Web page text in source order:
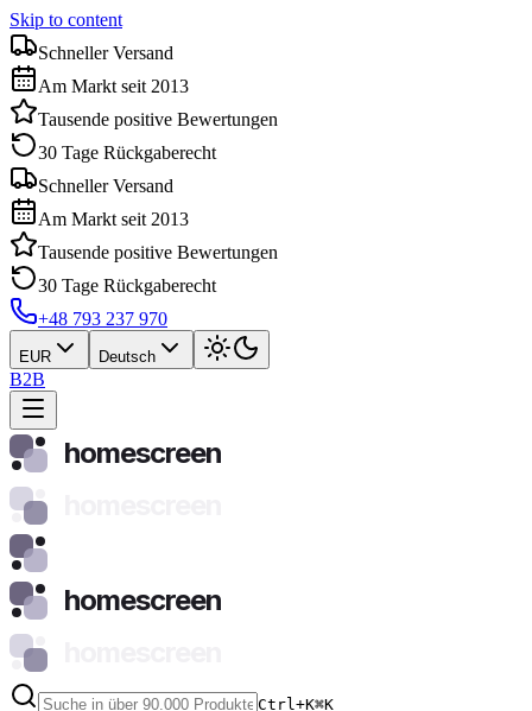
Skip to content
Schneller Versand
Am Markt seit 2013
Tausende positive Bewertungen
30 Tage Rückgaberecht
Schneller Versand
Am Markt seit 2013
Tausende positive Bewertungen
30 Tage Rückgaberecht
+48 793 237 970
EUR Deutsch
B2B
homescreen
homescreen
Ctrl+K⌘K